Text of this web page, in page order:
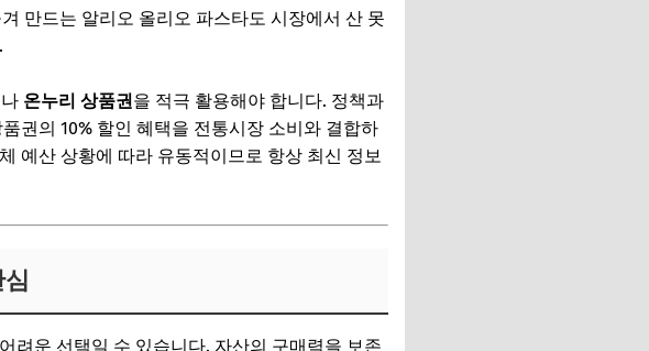
만드는 알리오 올리오 파스타도 시장에서 산 못
온누리 상품권을 적극 활용해야 합니다. 정책과
권의 10% 할인 혜택을 전통시장 소비와 결합하
예산 상황에 따라 유동적이므로 항상 최신 정보
려운 선택일 수 있습니다. 자산의 구매력을 보존